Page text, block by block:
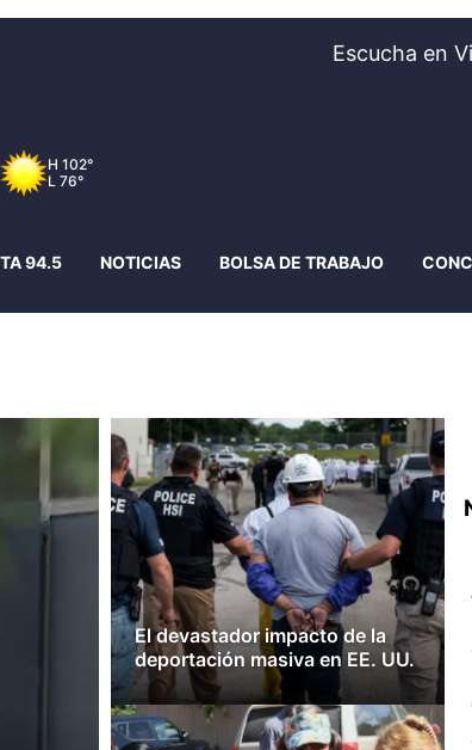
Escucha en
H 95°
L 72°
94.5 NOTICIAS BOLSA DE TRABAJO
El devastador impacto de la
deportación masiva en EE. UU.